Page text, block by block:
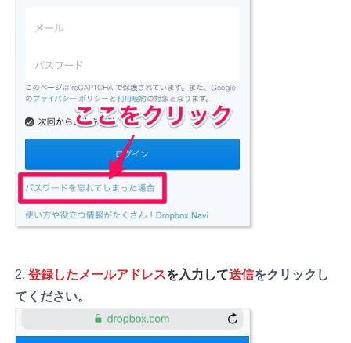
登録したメールアドレスを入力して送信をクリックし
てください。